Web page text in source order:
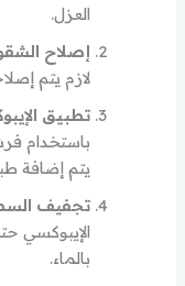
العزل.
إصلاح
لازم يتم
تطبيق
باستخدام
يتم إضافة
تجفيف
الإيبوكسي
بالماء.